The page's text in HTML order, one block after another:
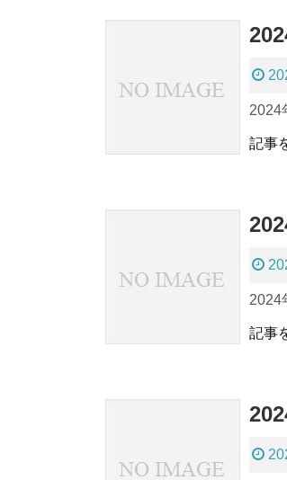
2024
記事
2024
記事